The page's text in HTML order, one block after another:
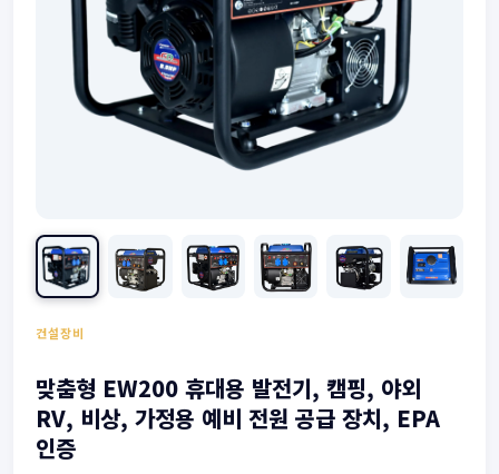
건설장비
맞춤형 EW200 휴대용 발전기, 캠핑, 야외
RV, 비상, 가정용 예비 전원 공급 장치, EPA
인증